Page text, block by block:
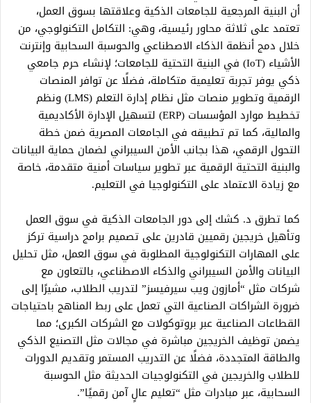
أن البنية المرجعية للجامعات الذكية وعلاقتها بسوق العمل،
تعتمد على ثلاثة محاور رئيسية، وهي: التكامل التكنولوجي، من
خلال دمج أنظمة الذكاء الاصطناعي والحوسبة السحابية وإنترنت
الأشياء (IoT) في البنية التحتية للجامعات؛ لإنشاء حرم جامعي
ذكي يوفر تجربة تعليمية متكاملة، فضلًا عن توافر المنصات
الرقمية وتطوير منصات مثل نظام إدارة التعلم (LMS) ونظم
تخطيط موارد المؤسسات (ERP) لتسهيل الإدارة الأكاديمية
والمالية، كما تم تطبيقه في الجامعات المصرية ضمن خطة
التحول الرقمي، هذا بجانب الأمن السيبراني لضمان حماية البيانات
والبنية التحتية الرقمية عبر تطوير سياسات أمنية متقدمة، خاصة
مع زيادة الاعتماد على التكنولوجيا في التعليم.
كما تطرق د. كشك إلى دور الجامعات الذكية في سوق العمل
وتأهيل خريجين رقميين قادرين على تصميم برامج دراسية تركز
على المهارات التكنولوجية المطلوبة في سوق العمل، مثل تحليل
البيانات والأمن السيبراني والذكاء الاصطناعي، بالتعاون مع
شركات مثل “أمازون ويب سيرفيسز” لتدريب الطلاب، مشيرًا إلى
ضرورة الشراكات الصناعية التي تعمل على ربط المناهج باحتياجات
القطاعات الصناعية عبر بروتوكولات مع الشركات الكبرى؛ مما
يضمن توظيف الخريجين مباشرة في مجالات مثل التصنيع الذكي
والطاقة المتجددة، فضلًا عن التدريب المستمر وتقديم الدورات
للطلاب والخريجين في التكنولوجيات الحديثة مثل الحوسبة
السحابية، عبر مبادرات مثل “تعليم عالٍ آمن رقميًا”.